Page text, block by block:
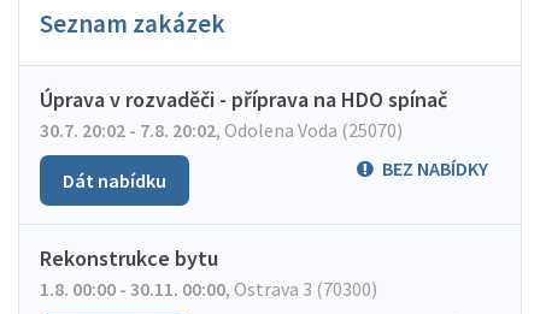
Seznam zakázek
Úprava v rozvaděči - příprava na HDO spínač
30.7. 20:02 - 7.8. 20:02, Odolena Voda (25070)
BEZ NABÍDKY
Dát nabídku
Rekonstrukce bytu
1.8. 00:00 - 30.11. 00:00, Ostrava 3 (70300)